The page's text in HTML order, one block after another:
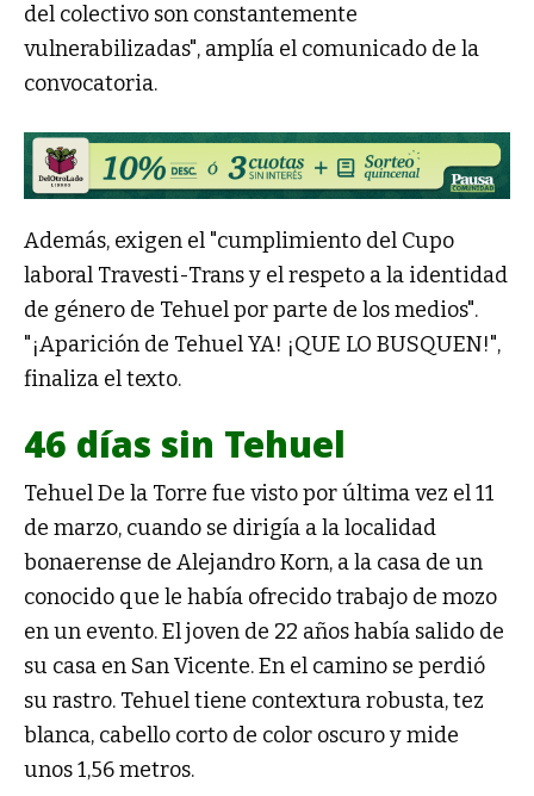
del colectivo son constantemente
vulnerabilizadas", amplía el comunicado de la
convocatoria.
Además, exigen el "cumplimiento del Cupo
laboral Travesti-Trans y el respeto a la identidad
de género de Tehuel por parte de los medios".
"¡Aparición de Tehuel YA! ¡QUE LO BUSQUEN!",
finaliza el texto.
46 días sin Tehuel
Tehuel De la Torre fue visto por última vez el 11
de marzo, cuando se dirigía a la localidad
bonaerense de Alejandro Korn, a la casa de un
conocido que le había ofrecido trabajo de mozo
en un evento. El joven de 22 años había salido de
su casa en San Vicente. En el camino se perdió
su rastro. Tehuel tiene contextura robusta, tez
blanca, cabello corto de color oscuro y mide
unos 1,56 metros.